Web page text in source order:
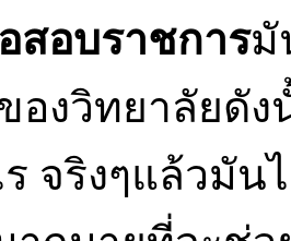
สอบราชการมั
องวิทยาลัยดั
จริงๆแล้วมั